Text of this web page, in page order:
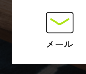
メール